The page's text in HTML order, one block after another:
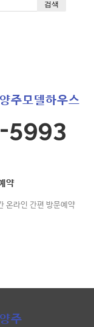
검색
주모델하우스
약
온라인 간편 방문예약
주